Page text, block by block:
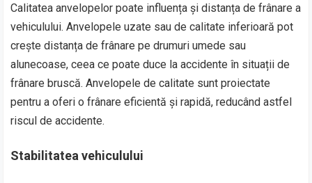
Calitatea anvelopelor poate influența și distanța de frânare a
vehiculului. Anvelopele uzate sau de calitate inferioară pot
crește distanța de frânare pe drumuri umede sau
alunecoase, ceea ce poate duce la accidente în situații de
frânare bruscă. Anvelopele de calitate sunt proiectate
pentru a oferi o frânare eficientă și rapidă, reducând astfel
riscul de accidente.
Stabilitatea vehiculului